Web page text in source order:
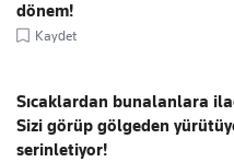
dönem!
Kaydet
Sıcaklardan bunalanlara
Sizi görüp gölgeden
serinletiyor!